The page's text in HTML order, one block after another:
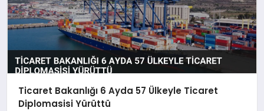
Ticaret Bakanlığı 6 Ayda 57 Ülkeyle Ticaret
Diplomasisi Yürüttü